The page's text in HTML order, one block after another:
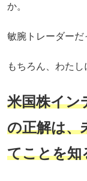
か。
敏腕トレーダーだ
もちろん、わたし
米国株イン
の正解は、
てことを知